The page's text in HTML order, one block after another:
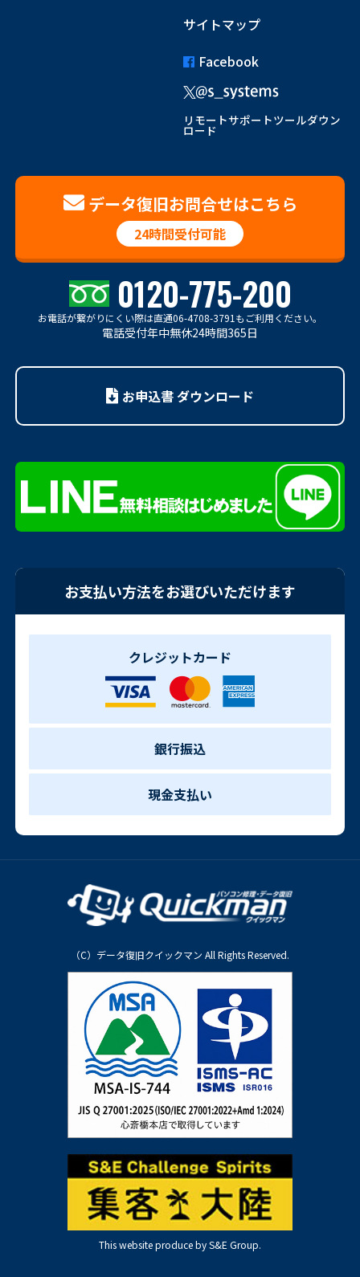
サイトマップ
Facebook
リモートサポートツールダウン
ロード
データ復旧お問合せはこちら
24時間受付可能
0120-775-200
お電話が繋がりにくい際は直通06-4708-3791もご利用ください。
電話受付年中無休24時間365日
お申込書 ダウンロード
お支払い方法をお選びいただけます
クレジットカード
銀行振込
現金支払い
（C）データ復旧クイックマン All Rights Reserved.
This website produce by S&E Group.